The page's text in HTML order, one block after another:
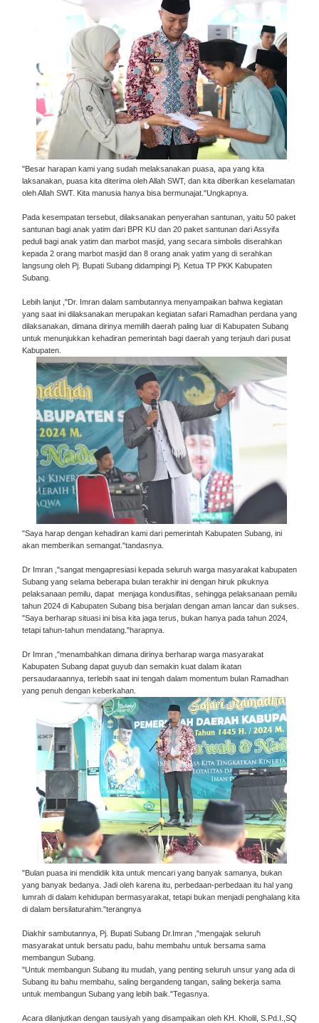
"Besar harapan kami yang sudah melaksanakan puasa, apa yang kita
laksanakan, puasa kita diterima oleh Allah SWT, dan kita diberikan keselamatan
oleh Allah SWT. Kita manusia hanya bisa bermunajat."Ungkapnya.
Pada kesempatan tersebut, dilaksanakan penyerahan santunan, yaitu 50 paket
santunan bagi anak yatim dari BPR KU dan 20 paket santunan dari Assyifa
peduli bagi anak yatim dan marbot masjid, yang secara simbolis diserahkan
kepada 2 orang marbot masjid dan 8 orang anak yatim yang di serahkan
langsung oleh Pj. Bupati Subang didampingi Pj. Ketua TP PKK Kabupaten
Subang.
Lebih lanjut ,"Dr. Imran dalam sambutannya menyampaikan bahwa kegiatan
yang saat ini dilaksanakan merupakan kegiatan safari Ramadhan perdana yang
dilaksanakan, dimana dirinya memilih daerah paling luar di Kabupaten Subang
untuk menunjukkan kehadiran pemerintah bagi daerah yang terjauh dari pusat
Kabupaten.
"Saya harap dengan kehadiran kami dari pemerintah Kabupaten Subang, ini
akan memberikan semangat."tandasnya.
Dr Imran ,"sangat mengapresiasi kepada seluruh warga masyarakat kabupaten
Subang yang selama beberapa bulan terakhir ini dengan hiruk pikuknya
pelaksanaan pemilu, dapat menjaga kondusifitas, sehingga pelaksanaan pemilu
tahun 2024 di Kabupaten Subang bisa berjalan dengan aman lancar dan sukses.
"Saya berharap situasi ini bisa kita jaga terus, bukan hanya pada tahun 2024,
tetapi tahun-tahun mendatang."harapnya.
Dr Imran ,"menambahkan dimana dirinya berharap warga masyarakat
Kabupaten Subang dapat guyub dan semakin kuat dalam ikatan
persaudaraannya, terlebih saat ini tengah dalam momentum bulan Ramadhan
yang penuh dengan keberkahan.
"Bulan puasa ini mendidik kita untuk mencari yang banyak samanya, bukan
yang banyak bedanya. Jadi oleh karena itu, perbedaan-perbedaan itu hal yang
lumrah di dalam kehidupan bermasyarakat, tetapi bukan menjadi penghalang kita
di dalam bersilaturahim."terangnya
Diakhir sambutannya, Pj. Bupati Subang Dr.Imran ,"mengajak seluruh
masyarakat untuk bersatu padu, bahu membahu untuk bersama sama
membangun Subang.
"Untuk membangun Subang itu mudah, yang penting seluruh unsur yang ada di
Subang itu bahu membahu, saling bergandeng tangan, saling bekerja sama
untuk membangun Subang yang lebih baik."Tegasnya.
Acara dilanjutkan dengan tausiyah yang disampaikan oleh KH. Kholil, S.Pd.I.,SQ